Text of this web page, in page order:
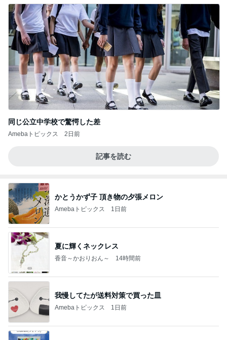
同じ公立中学校で驚愕した差
Amebaトピックス 2日前
記事を読む
かとうかず子 頂き物の夕張メロン
Amebaトピックス 1日前
夏に輝くネックレス
香音～かおりおん～ 14時間前
我慢してたが送料対策で買った皿
Amebaトピックス 1日前